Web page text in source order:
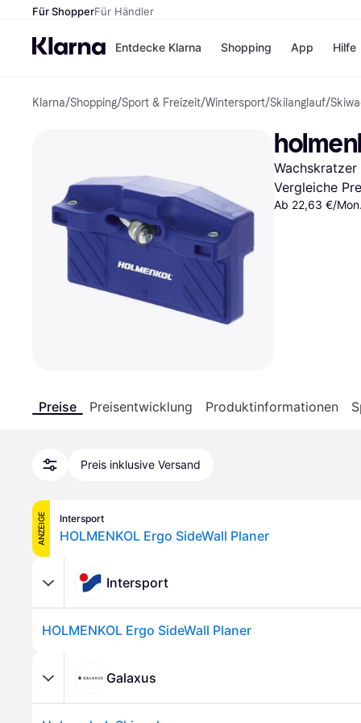
Für ShopperFür Händler
Entdecke Klarna
Zahlungsmethoden
Sofort bezahlen
Bezahle in 3
Teilzahlungen
Bezahle in bis zu 30
Tagen
Ratenzahlung
Shopping
Shops
eBay
Temu
SHEIN
App Hilfe
Klarna/Shopping/Sport & Freizeit/Wintersport/Skilanglauf/
Wachskratzer
Vergleiche
Ab 22,63 €/
Preise Preisentwicklung Produktinformationen
Preis inklusive Versand
ANZEIGE Intersport
HOLMENKOL Ergo SideWall Planer
Intersport
HOLMENKOL Ergo SideWall Planer
Galaxus